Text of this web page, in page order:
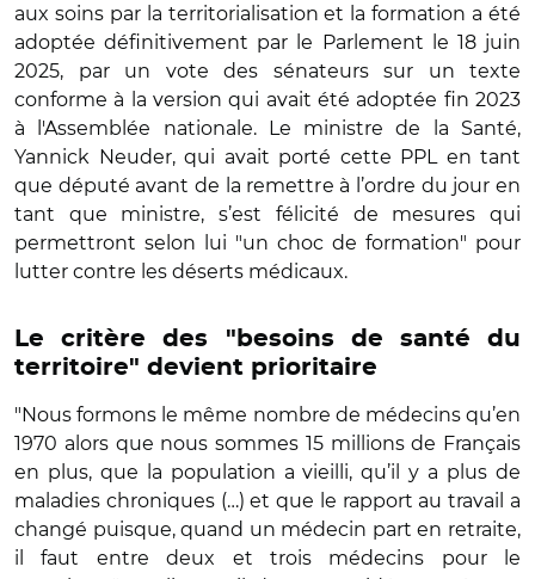
aux soins par la territorialisation et la formation a été
adoptée définitivement par le Parlement le 18 juin
2025, par un vote des sénateurs sur un texte
conforme à la version qui avait été adoptée fin 2023
à l'Assemblée nationale. Le ministre de la Santé,
Yannick Neuder, qui avait porté cette PPL en tant
que député avant de la remettre à l’ordre du jour en
tant que ministre, s’est félicité de mesures qui
permettront selon lui "un choc de formation" pour
lutter contre les déserts médicaux.
Le critère des "besoins de santé du
territoire" devient prioritaire
"Nous formons le même nombre de médecins qu’en
1970 alors que nous sommes 15 millions de Français
en plus, que la population a vieilli, qu’il y a plus de
maladies chroniques (…) et que le rapport au travail a
changé puisque, quand un médecin part en retraite,
il faut entre deux et trois médecins pour le